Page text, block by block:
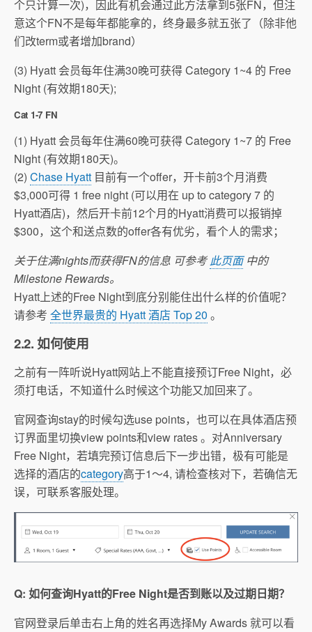
个只计算一次)，因此有机会通过此方法拿到5张FN，但注
意这个FN不是每年都能拿的，终身最多就五张了（除非他
们改term或者增加brand）
(3) Hyatt 会员每年住满30晚可获得 Category 1~4 的 Free
Night (有效期180天);
Cat 1-7 FN
(1) Hyatt 会员每年住满60晚可获得 Category 1~7 的 Free
Night (有效期180天)。
(2) Chase Hyatt 目前有一个offer，开卡前3个月消费
$3,000可得 1 free night (可以用在 up to category 7 的
Hyatt酒店)，然后开卡前12个月的Hyatt消费可以报销掉
$300，这个和送点数的offer各有优劣，看个人的需求；
关于住满nights而获得FN的信息 可参考此页面中的
Milestone Rewards。
Hyatt上述的Free Night到底分别能住出什么样的价值呢？
请参考 全世界最贵的 Hyatt 酒店 Top 20 。
2.2. 如何使用
之前有一阵听说Hyatt网站上不能直接预订Free Night，必
须打电话，不知道什么时候这个功能又加回来了。
官网查询stay的时候勾选use points，也可以在具体酒店预
订界面里切换view points和view rates 。对Anniversary
Free Night，若填完预订信息后下一步出错，极有可能是
选择的酒店的category高于1～4, 请检查核对下，若确信无
误，可联系客服处理。
Q: 如何查询Hyatt的Free Night是否到账以及过期日期？
官网登录后单击右上角的姓名再选择My Awards 就可以看